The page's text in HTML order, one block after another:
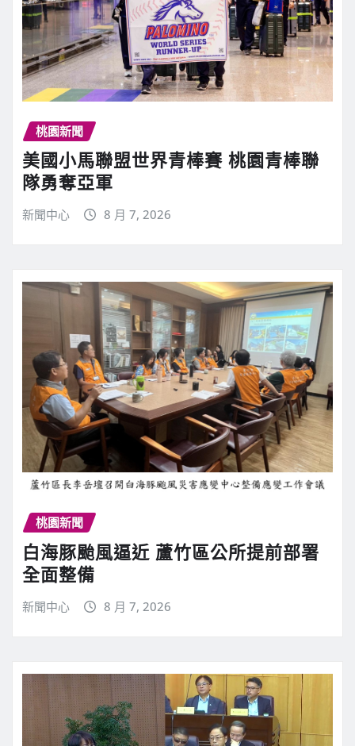
桃園新聞
美國小馬聯盟世界青棒賽 桃園青棒聯
隊勇奪亞軍
新聞中心 8 月 7, 2026
桃園新聞
白海豚颱風逼近 蘆竹區公所提前部署
全面整備
新聞中心 8 月 7, 2026